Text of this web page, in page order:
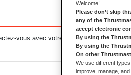
vous avec votre adresse e-mail.
Welcome!
Please don’t skip
any of the
accept electronic
By using the
By using the
On other
We use different
improve, manage,